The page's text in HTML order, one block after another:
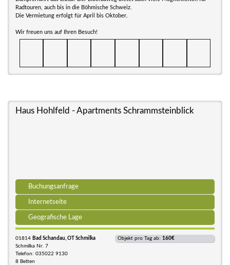
Radtouren, auch bis in die Böhmische Schweiz.
Die Vermietung erfolgt für April bis Oktober.
Wir freuen uns auf Ihren Besuch!
Haus Hohlfeld - Apartments Schrammsteinblick
Buchungsanfrage
Internetseite
Geografische Lage
01814 Bad Schandau, OT Schmilka
Schmilka Nr. 7
Telefon: 035022 9130
8 Betten
Objekt pro Tag ab: 160€